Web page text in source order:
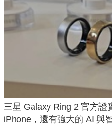
三星 Galaxy Ring 2 官方證
iPhone，還有強大的 AI 與